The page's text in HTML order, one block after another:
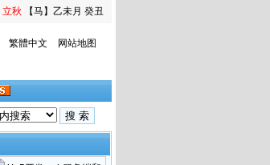
立秋
【马】乙未月 癸丑
繁體中文 网站地图